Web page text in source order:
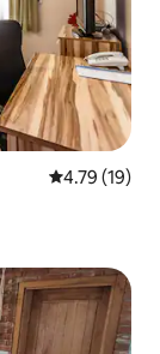
レビュー19
4.79 (19)